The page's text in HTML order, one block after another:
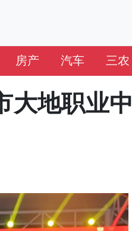
房产 汽车 三农
大地职业中